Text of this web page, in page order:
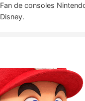
Fan de consoles
Disney.